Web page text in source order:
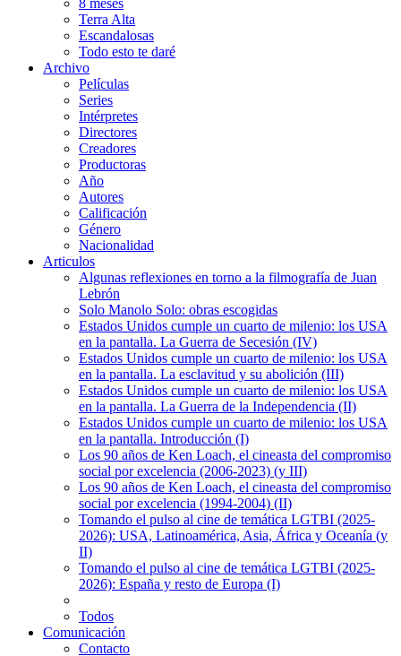
8 meses
Terra Alta
Escandalosas
Todo esto te daré
Archivo
Películas
Series
Intérpretes
Directores
Creadores
Productoras
Año
Autores
Calificación
Género
Nacionalidad
Articulos
Algunas reflexiones en torno a la filmografía de Juan
Lebrón
Solo Manolo Solo: obras escogidas
Estados Unidos cumple un cuarto de milenio: los USA
en la pantalla. La Guerra de Secesión (IV)
Estados Unidos cumple un cuarto de milenio: los USA
en la pantalla. La esclavitud y su abolición (III)
Estados Unidos cumple un cuarto de milenio: los USA
en la pantalla. La Guerra de la Independencia (II)
Estados Unidos cumple un cuarto de milenio: los USA
en la pantalla. Introducción (I)
Los 90 años de Ken Loach, el cineasta del compromiso
social por excelencia (2006-2023) (y III)
Los 90 años de Ken Loach, el cineasta del compromiso
social por excelencia (1994-2004) (II)
Tomando el pulso al cine de temática LGTBI (2025-
2026): USA, Latinoamérica, Asia, África y Oceanía (y
II)
Tomando el pulso al cine de temática LGTBI (2025-
2026): España y resto de Europa (I)
Todos
Comunicación
Contacto